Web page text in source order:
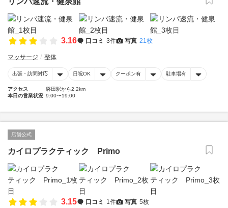
3.16 口コミ 3件 写真 21枚
マッサージ 整体
出張・訪問対応 日祝OK クーポン有 駐車場有
アクセス
磐田駅から2.2km
本日の営業状況 9:00〜19:00
店舗公式
カイロプラクティック Primo
3.15 口コミ 1件 写真 5枚